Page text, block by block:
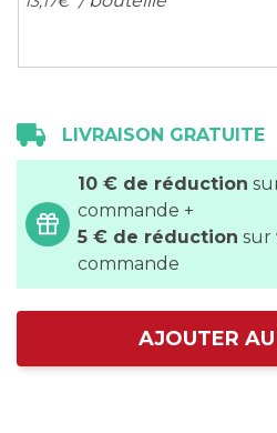
LIVRAISON GRATUITE
10 € de réduction
commande +
5 € de réduction sur
commande
AJOUTER